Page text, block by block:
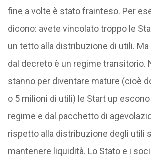
fine a volte è stato frainteso. Per
dicono: avete vincolato troppo le
un tetto alla distribuzione di utili.
dal decreto è un regime transitorio.
stanno per diventare mature (cioè
o 5 milioni di utili) le Start up
regime e dal pacchetto di
rispetto alla distribuzione degli utili
mantenere liquidità. Lo Stato e i